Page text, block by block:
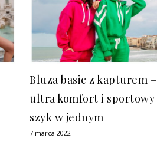
Bluza basic z kapturem –
ultra komfort i sportowy
szyk w jednym
7 marca 2022